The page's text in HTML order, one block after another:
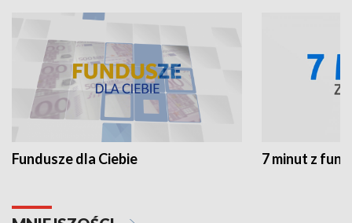
Fundusze dla Ciebie 7 minut z